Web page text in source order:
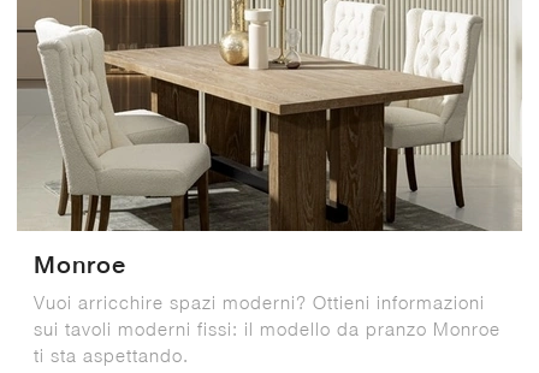
Monroe
Vuoi arricchire spazi moderni? Ottieni informazioni
sui tavoli moderni fissi: il modello da pranzo Monroe
ti sta aspettando.